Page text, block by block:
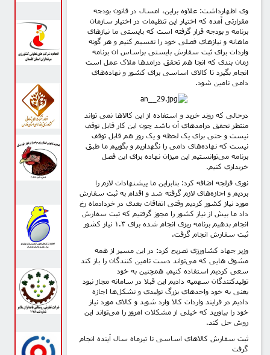
وی اظهارداشت: علاوه براین، امسال در قانون بودجه
مقرارتی آمده که اختیار این تنظیمات در اختیار سازمان
برنامه و بودجه قرار گرفته است که بایستی ما نیازهای
ماهانه و نیازهای فصلی خود را تقسیم کنیم و هر گونه
واردات برای ثبت سفارش بایستی براساس ان برنامه
زمان بندی که انجا هم تحقق درامدها ملاک عمل است
انجام بگیرد تا کالای اساسی برای کشور و نهاده‌های
دامی تامین شود.
درحالی که روند خرید و استفاده از این کالاها نمی تواند
منتظر تحقق درامدهای آن باشد چون این کار قابل توقف
نیست و حتی برای یک لحظه و یک روز هم قابل توقف
نیست که نهاده‌های دامی را نگهداریم و بگوییم ما طبق
برنامه می‌توانستیم این میزان نهاده برای این فصل
خریداری کنیم.
نوری قزلجه اضافه کرد: بنابراین ما پیشنهادات لازم را
بردیم و اجازه‌های لازم گرفته شد و اقدام به ثبت سفارش
مورد نیاز کشور کردیم وقتی اتفاقات بعدی در خردادماه رخ
داد ما بیش از نیاز کشور را مجوز گرفتیم که ثبت سفارش
انجام بدهیم برنامه ریزی انجام شده برای ۱.۳ نیاز کشور
ثبت سفارش انجام گرفت.
وزیر جهاد کشاورزی تصریح کرد: در این مسیر از همه
مشوق هایی که می‌تواند دست تامین کنندگان را باز کند
سعی کردیم استفاده کنیم، همچنین به خود
تولیدکنندگان سهمیه دادیم این قبلا در سامانه مجاز نبود
یعنی به خود واحدهای بزرگ تولیدی و تشکل‌ها اجازه
دادیم در فرایند واردات کالا وارد شوید و کالای مورد نیاز
خود را بیاورید که خیلی از مشکلات امروز را می‌تواند این
روش حل کند.
ثبت سفارش کالاهای اساسی تا تیرماه سال آینده انجام
گرفت